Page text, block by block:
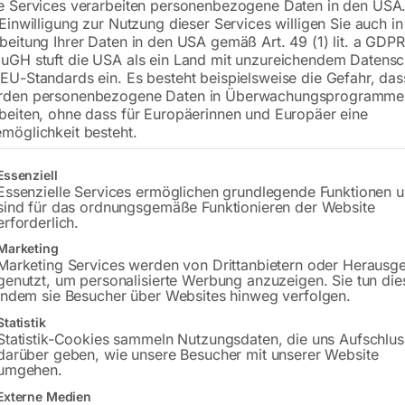
€4.710,00
inkl. MwSt. zzgl.Versandkosten
Lieferzeit:Auf Nachfrage
Versandkosten Standard (Österreich):€
Beschreibung Produktsicherheit
38 TA
Services verarbeiten personenbezogene Daten in den
zur Nutzung dieser Services willigen Sie auch
Ihrer Daten in den USA gemäß Art. 49 (1) lit. a
stuft die USA als ein Land mit unzureichendem
Standards ein. Es besteht beispielsweise die Gefahr,
personenbezogene Daten in
ohne dass für Europäerinnen und Europäer eine
besteht.
eine Liste der Service-Gruppen, für die eine Einwilligung erteilt
Services ermöglichen grundlegende Funktionen
für das ordnungsgemäße Funktionieren der Website
Services werden von Drittanbietern oder
um personalisierte Werbung anzuzeigen. Sie tun
sie Besucher über Websites hinweg verfolgen.
Cookies sammeln Nutzungsdaten, die uns
geben, wie unsere Besucher mit unserer Website
Medien